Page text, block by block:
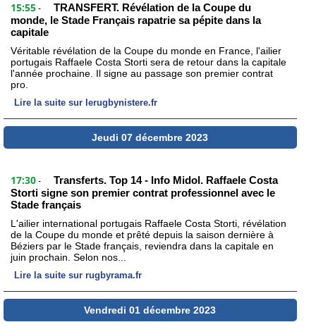
15:55 -
TRANSFERT. Révélation de la Coupe du
monde, le Stade Français rapatrie sa pépite dans la
capitale
Véritable révélation de la Coupe du monde en France, l'ailier
portugais Raffaele Costa Storti sera de retour dans la capitale
l'année prochaine. Il signe au passage son premier contrat
pro.
Lire la suite sur lerugbynistere.fr
Jeudi 07 décembre 2023
17:30 -
Transferts. Top 14 - Info Midol. Raffaele Costa
Storti signe son premier contrat professionnel avec le
Stade français
L'ailier international portugais Raffaele Costa Storti, révélation
de la Coupe du monde et prêté depuis la saison dernière à
Béziers par le Stade français, reviendra dans la capitale en
juin prochain. Selon nos...
Lire la suite sur rugbyrama.fr
Vendredi 01 décembre 2023